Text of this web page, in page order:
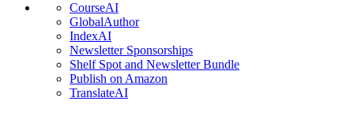
CourseAI
GlobalAuthor
IndexAI
Newsletter Sponsorships
Shelf Spot and Newsletter Bundle
Publish on Amazon
TranslateAI